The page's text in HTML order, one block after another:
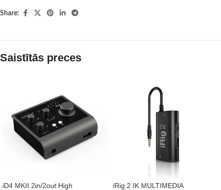
Share:
Saistītās preces
iD4 MKII 2in/2out High
iRig 2 IK MULTIMEDIA